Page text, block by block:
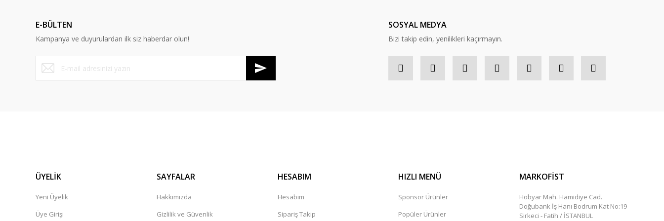
E-BÜLTEN
Kampanya ve duyurulardan ilk siz haberdar olun!
SOSYAL MEDYA
Bizi takip edin, yenilikleri kaçırmayın.
ÜYELİK
Yeni Üyelik
Üye Girişi
SAYFALAR
Hakkımızda
Gizlilik ve Güvenlik
HESABIM
Hesabım
Sipariş Takip
HIZLI MENÜ
Sponsor Ürünler
Popüler Ürünler
MARKOFİST
Hobyar Mah. Hamidiye Cad.
Doğubank İş Hanı Bodrum Kat No:19
Sirkeci - Fatih / İSTANBUL